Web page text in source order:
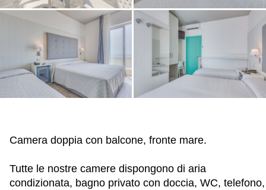
Camera doppia con balcone, fronte mare.
Tutte le nostre camere dispongono di aria
condizionata, bagno privato con doccia, WC, telefono,